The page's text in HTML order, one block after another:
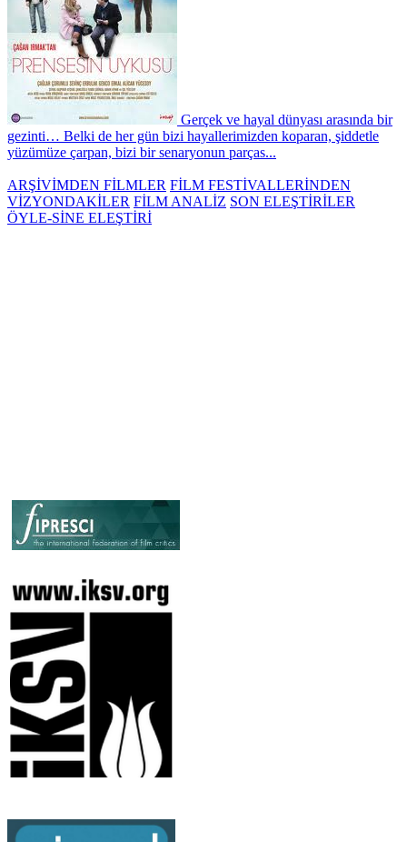
Gerçek ve hayal dünyası arasında bir
gezinti… Belki de her gün bizi hayallerimizden koparan, şiddetle
yüzümüze çarpan, bizi bir senaryonun parças...
ARŞİVİMDEN FİLMLER FİLM FESTİVALLERİNDEN
VİZYONDAKİLER FİLM ANALİZ SON ELEŞTİRİLER
ÖYLE-SİNE ELEŞTİRİ